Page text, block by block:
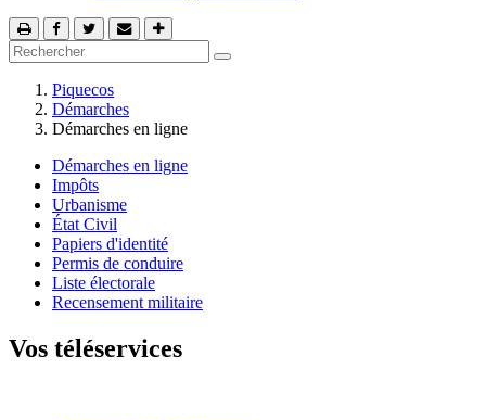
Piquecos
Démarches
Démarches en ligne
Démarches en ligne
Impôts
Urbanisme
État Civil
Papiers d'identité
Permis de conduire
Liste électorale
Recensement militaire
Vos téléservices